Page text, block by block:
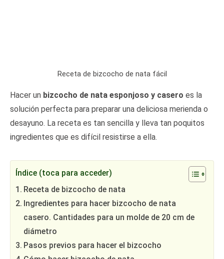
Receta de bizcocho de nata fácil
Hacer un bizcocho de nata esponjoso y casero es la
solución perfecta para preparar una deliciosa merienda o
desayuno. La receta es tan sencilla y lleva tan poquitos
ingredientes que es difícil resistirse a ella.
Índice (toca para acceder)
Receta de bizcocho de nata
Ingredientes para hacer bizcocho de nata
casero. Cantidades para un molde de 20 cm de
diámetro
Pasos previos para hacer el bizcocho